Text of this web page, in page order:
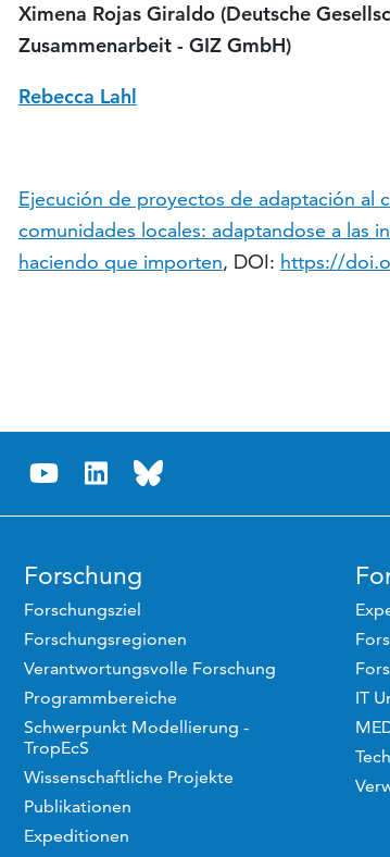
Ximena Rojas Giraldo (Deutsche
Zusammenarbeit - GIZ GmbH)
Rebecca Lahl
Ejecución de proyectos de adaptación al
comunidades locales: adaptandose a las
haciendo que importen, DOI: https://
Forschung
Forschungsziel
Forschungsregionen
Verantwortungsvolle Forschung
Programmbereiche
Schwerpunkt Modellierung -
TropEcS
Wissenschaftliche Projekte
Publikationen
Expeditionen
IT